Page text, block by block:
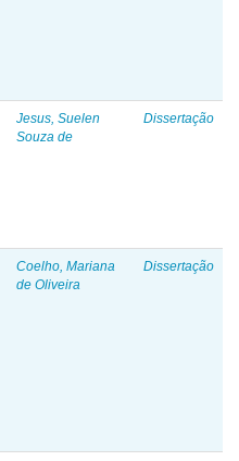
Jesus, Suelen
Souza de
Dissertação
Coelho, Mariana
de Oliveira
Dissertação